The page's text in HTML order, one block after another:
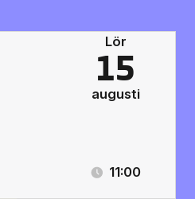
Lör
15
augusti
11:00